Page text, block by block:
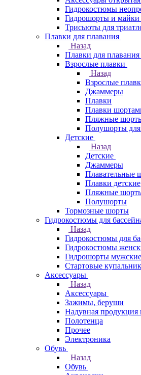
Гидрокостюмы
Гидрошорты и майки
Трисьюты для
Плавки для плавания
Назад
Плавки для плавания
Взрослые плавки
Назад
Взрослые
Джаммеры
Плавки
Плавки
Пляжные
Полушорты для
Детские
Назад
Детские
Джаммеры
Плавательные
Плавки детские
Пляжные
Полушорты
Тормозные шорты
Гидрокостюмы для
Назад
Гидрокостюмы для
Гидрокостюмы
Гидрошорты мужские
Стартовые
Аксессуары
Назад
Аксессуары
Зажимы, беруши
Надувная продукция
Полотенца
Прочее
Электроника
Обувь
Назад
Обувь